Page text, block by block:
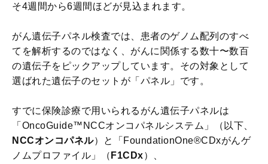
そ4週間から6週間ほどが見込まれます。
がん遺伝子パネル検査では、患者のゲノム配列のすべ
てを解析するのではなく、がんに関係する数十〜数百
の遺伝子をピックアップしています。その対象として
選ばれた遺伝子のセットが「パネル」です。
すでに保険診療で用いられるがん遺伝子パネルは
「OncoGuide™NCCオンコパネルシステム」（以下、
NCCオンコパネル）と「FoundationOne®CDxがんゲ
ノムプロファイル」（ F1CDx）、